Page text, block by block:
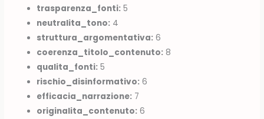
trasparenza_fonti: 5
neutralita_tono: 4
struttura_argomentativa: 6
coerenza_titolo_contenuto: 8
qualita_fonti: 5
rischio_disinformativo: 6
efficacia_narrazione: 7
originalita_contenuto: 6